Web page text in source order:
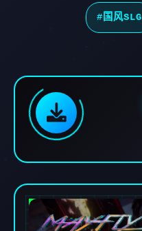
#国风SLG